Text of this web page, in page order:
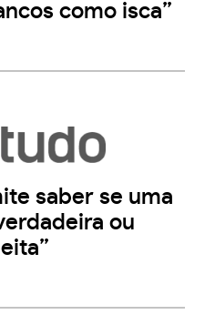
como isca”
saber se uma
ou